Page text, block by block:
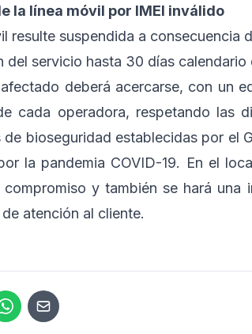
la línea móvil por IMEI inválido
resulte suspendida a consecuencia
del servicio hasta 30 días calendario
deberá acercarse, con un
cada operadora, respetando las
bioseguridad establecidas por el
la pandemia COVID-19. En el
y también se hará una
atención al cliente.